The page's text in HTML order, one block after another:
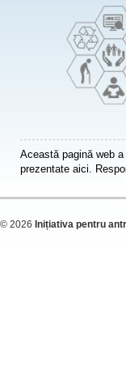
Această pagină web
prezentate aici.
© 2026 Inițiativa pentru